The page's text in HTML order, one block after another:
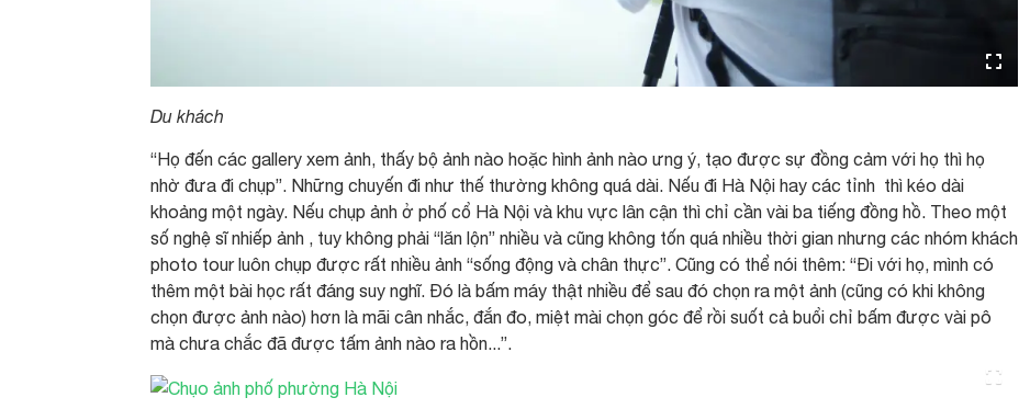
Du khách
“Họ đến các gallery xem ảnh, thấy bộ ảnh nào hoặc hình ảnh nào ưng ý, tạo được sự đồng cảm với họ thì họ
nhờ đưa đi chụp”. Những chuyến đi như thế thường không quá dài. Nếu đi Hà Nội hay các tỉnh thì kéo dài
khoảng một ngày. Nếu chụp ảnh ở phố cổ Hà Nội và khu vực lân cận thì chỉ cần vài ba tiếng đồng hồ. Theo một
số nghệ sĩ nhiếp ảnh , tuy không phải “lăn lộn” nhiều và cũng không tốn quá nhiều thời gian nhưng các nhóm khách
photo tour luôn chụp được rất nhiều ảnh “sống động và chân thực”. Cũng có thể nói thêm: “Đi với họ, mình có
thêm một bài học rất đáng suy nghĩ. Đó là bấm máy thật nhiều để sau đó chọn ra một ảnh (cũng có khi không
chọn được ảnh nào) hơn là mãi cân nhắc, đắn đo, miệt mài chọn góc để rồi suốt cả buổi chỉ bấm được vài pô
mà chưa chắc đã được tấm ảnh nào ra hồn...”.